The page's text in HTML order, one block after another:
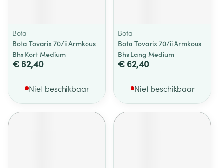
Bota
Bota Tovarix 70/ii Armkous
Bhs Kort Medium
€ 62,40
Niet beschikbaar
Bota
Bota Tovarix 70/ii Armkous
Bhs Lang Medium
€ 62,40
Niet beschikbaar